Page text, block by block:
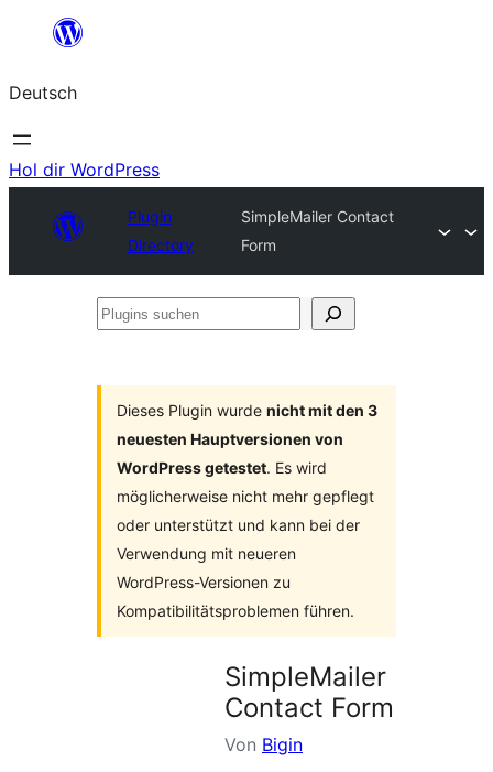
springen
Deutsch
Hol dir WordPress
Plugin
Directory
SimpleMailer Contact
Form
Plugins
Dieses Plugin wurde nicht mit den 3
neuesten Hauptversionen von
WordPress getestet. Es wird
möglicherweise nicht mehr gepflegt
oder unterstützt und kann bei der
Verwendung mit neueren
WordPress-Versionen zu
Kompatibilitätsproblemen führen.
SimpleMailer
Contact Form
Von Bigin